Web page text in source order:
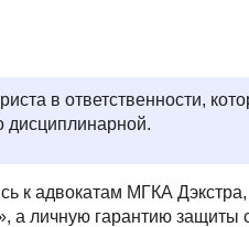
в ответственности,
дисциплинарной.
к адвокатам МГКА
а личную гарантию защиты